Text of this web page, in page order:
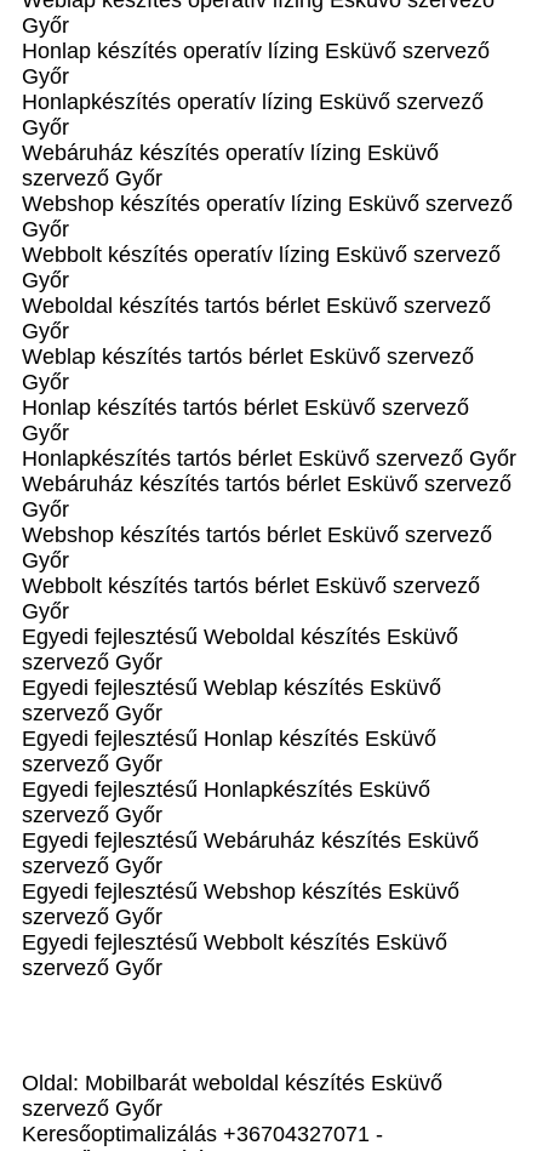
Győr
Honlap készítés operatív lízing Esküvő szervező
Győr
Honlapkészítés operatív lízing Esküvő szervező
Győr
Webáruház készítés operatív lízing Esküvő
szervező Győr
Webshop készítés operatív lízing Esküvő szervező
Győr
Webbolt készítés operatív lízing Esküvő szervező
Győr
Weboldal készítés tartós bérlet Esküvő szervező
Győr
Weblap készítés tartós bérlet Esküvő szervező
Győr
Honlap készítés tartós bérlet Esküvő szervező
Győr
Honlapkészítés tartós bérlet Esküvő szervező Győr
Webáruház készítés tartós bérlet Esküvő szervező
Győr
Webshop készítés tartós bérlet Esküvő szervező
Győr
Webbolt készítés tartós bérlet Esküvő szervező
Győr
Egyedi fejlesztésű Weboldal készítés Esküvő
szervező Győr
Egyedi fejlesztésű Weblap készítés Esküvő
szervező Győr
Egyedi fejlesztésű Honlap készítés Esküvő
szervező Győr
Egyedi fejlesztésű Honlapkészítés Esküvő
szervező Győr
Egyedi fejlesztésű Webáruház készítés Esküvő
szervező Győr
Egyedi fejlesztésű Webshop készítés Esküvő
szervező Győr
Egyedi fejlesztésű Webbolt készítés Esküvő
szervező Győr
Oldal: Mobilbarát weboldal készítés Esküvő
szervező Győr
Keresőoptimalizálás +36704327071 -